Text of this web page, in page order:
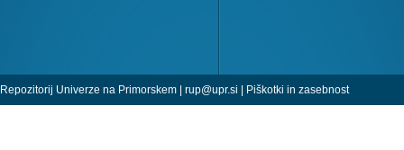
Repozitorij Univerze na Primorskem | rup@upr.si | Piškotki in zasebnost